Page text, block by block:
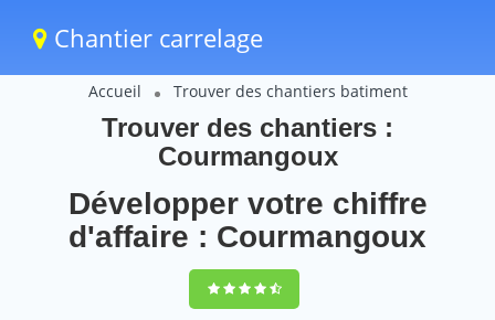
Chantier carrelage
Accueil Trouver des chantiers batiment
Trouver des chantiers :
Courmangoux
Développer votre chiffre
d'affaire : Courmangoux